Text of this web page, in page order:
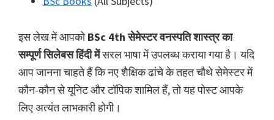
इस लेख में आपकोBSc 4th सेमेस्टर वनस्पति शास्त्र का
सम्पूर्ण सिलेबस हिंदी मेंसरल भाषा में उपलब्ध कराया गया है। यदि
आप जानना चाहते हैं कि नए शैक्षिक ढांचे के तहत चौथे सेमेस्टर में
कौन-कौन से यूनिट और टॉपिक शामिल हैं, तो यह पोस्ट आपके
लिए अत्यंत लाभकारी होगी।